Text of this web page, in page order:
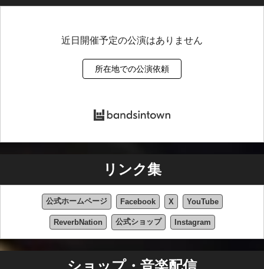
近日開催予定の公演はありません
所在地での公演依頼
リンク集
公式ホームページ Facebook X YouTube
ReverbNation 公式ショップ Instagram
ショップ・音楽配信